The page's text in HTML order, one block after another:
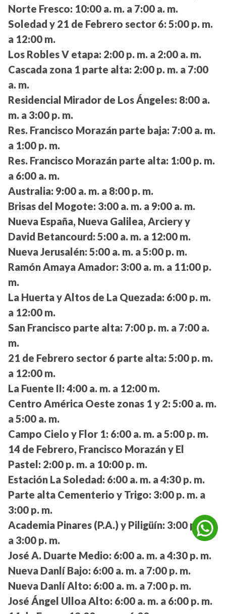
Norte Fresco: 10:00 a. m. a 7:00 a. m.
Soledad y 21 de Febrero sector 6: 5:00 p. m.
a 12:00 m.
Los Robles V etapa: 2:00 p. m. a 2:00 a. m.
Cascada zona 1 parte alta: 2:00 p. m. a 7:00
a. m.
Residencial Mirador de Los Ángeles: 8:00 a.
m. a 3:00 p. m.
Res. Francisco Morazán parte baja: 7:00 a. m.
a 1:00 p. m.
Res. Francisco Morazán parte alta: 1:00 p. m.
a 6:00 a. m.
Australia: 9:00 a. m. a 8:00 p. m.
Brisas del Mogote: 3:00 a. m. a 9:00 a. m.
Nueva España, Nueva Galilea, Arciery y
David Betancourd: 5:00 a. m. a 12:00 m.
Nueva Jerusalén: 5:00 a. m. a 5:00 p. m.
Ramón Amaya Amador: 3:00 a. m. a 11:00 p.
m.
La Huerta y Altos de La Quezada: 6:00 p. m.
a 12:00 m.
San Francisco parte alta: 7:00 p. m. a 7:00 a.
m.
21 de Febrero sector 6 parte alta: 5:00 p. m.
a 12:00 m.
La Fuente II: 4:00 a. m. a 12:00 m.
Centro América Oeste zonas 1 y 2: 5:00 a. m.
a 5:00 a. m.
Campo Cielo y Flor 1: 6:00 a. m. a 5:00 p. m.
14 de Febrero, Francisco Morazán y El
Pastel: 2:00 p. m. a 10:00 p. m.
Estación La Soledad: 6:00 a. m. a 4:30 p. m.
Parte alta Cementerio y Trigo: 3:00 p. m. a
3:00 p. m.
Academia Pinares (P.A.) y Piligüín: 3:00 p. m.
a 3:00 p. m.
José A. Duarte Medio: 6:00 a. m. a 4:30 p. m.
Nueva Danlí Bajo: 6:00 a. m. a 7:00 p. m.
Nueva Danlí Alto: 6:00 a. m. a 7:00 p. m.
José Ángel Ulloa Alto: 6:00 a. m. a 6:00 p. m.